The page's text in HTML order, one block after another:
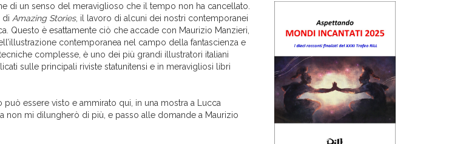
di un senso del meraviglioso che il tempo non ha cancellato.
di Amazing Stories, il lavoro di alcuni dei nostri contemporanei
Questo è esattamente ciò che accade con Maurizio Manzieri,
contemporanea nel campo della fantascienza e
complesse, è uno dei più grandi illustratori italiani
sulle principali riviste statunitensi e in meravigliosi libri
essere visto e ammirato qui, in una mostra a Lucca
non mi dilungherò di più, e passo alle domande a Maurizio